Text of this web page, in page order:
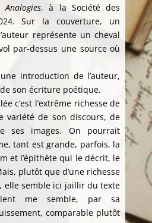
Analogies, à la Société des
Sur la couverture, un
représente un cheval
par-dessus une source où
introduction de l’auteur,
son écriture poétique.
c’est l’extrême richesse de
variété de son discours, de
ses images. On pourrait
tant est grande, parfois, la
et l’épithète qui le décrit, le
plutôt que d’une richesse
elle semble ici jaillir du texte
me semble, par sa
comparable plutôt